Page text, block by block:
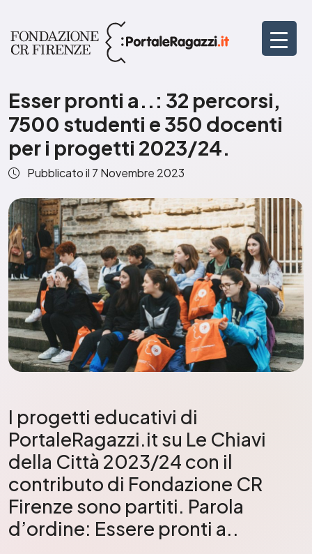
Esser pronti a..: 32 percorsi,
7500 studenti e 350 docenti
per i progetti 2023/24.
Pubblicato il 7 Novembre 2023
I progetti educativi di
PortaleRagazzi.it su Le Chiavi
della Città 2023/24 con il
contributo di Fondazione CR
Firenze sono partiti. Parola
d’ordine: Essere pronti a..